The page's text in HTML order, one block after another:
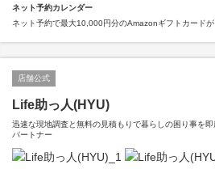
ネット予約カレンダー
ネット予約で最大10,000円分のAmazonギフトカードが
店舗公式
Life助っ人(HYU)
迅速な現地調査と無料の見積もりで暮らしの困り事を
パートナー